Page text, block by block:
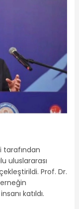
tarafından
uluslararası
Prof. Dr.
katıldı.